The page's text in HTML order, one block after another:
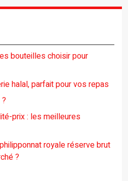
bouteilles choisir pour
halal, parfait pour vos repas
prix : les meilleures
royale réserve brut
?